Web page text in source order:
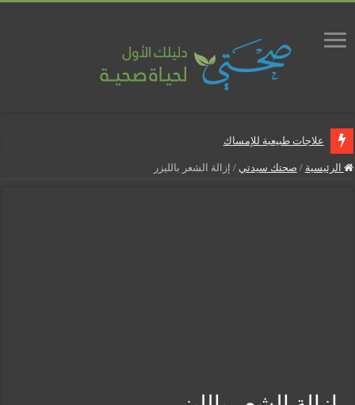
علاجات طبيعية للإمساك
ماذا يجب أن تحتوي صيدلية المنزلالرئيسية / صحتك سيدتي / إزالة الشعر بالليزر